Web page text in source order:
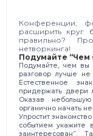
Конференции,
расширить круг
правильно?
нетворкинга!
Подумайте “Чем
Подумайте, чем вы
разговор лучше не
Естественное
придержать двери
Оказав
органично начать
Упростит
событием
заинтересован”.